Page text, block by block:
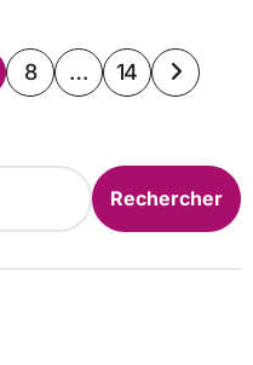
8 … 14
Rechercher